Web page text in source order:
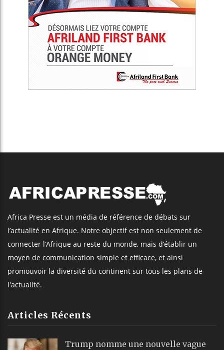
Africa Presse est un média de référence de débats sur
l’actualité en Afrique. Notre objectif est non seulement de
connecter l’Afrique au reste du monde, mais d’établir un
moyen de communication simple et efficace, et ainsi
promouvoir la diversité du continent sur tous les plans de
l'actualité.
Articles Récents
Trump nomme une nouvelle vague